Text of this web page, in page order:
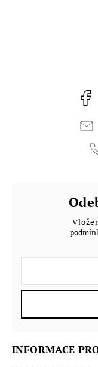
INFORMACE